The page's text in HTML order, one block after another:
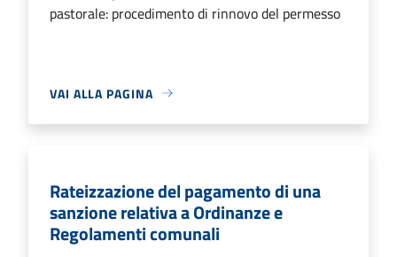
pastorale: procedimento di rinnovo del permesso
VAI ALLA PAGINA
Rateizzazione del pagamento di una
sanzione relativa a Ordinanze e
Regolamenti comunali